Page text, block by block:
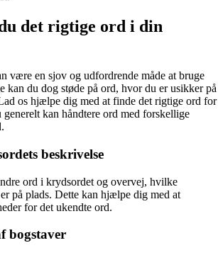
det rigtige ord i din
være en sjov og udfordrende måde at bruge
kan du dog støde på ord, hvor du er usikker på
os hjælpe dig med at finde det rigtige ord for
kan håndtere ord med forskellige
beskrivelse
ord i krydsordet og overvej, hvilke
på plads. Dette kan hjælpe dig med at
for det ukendte ord.
bogstaver